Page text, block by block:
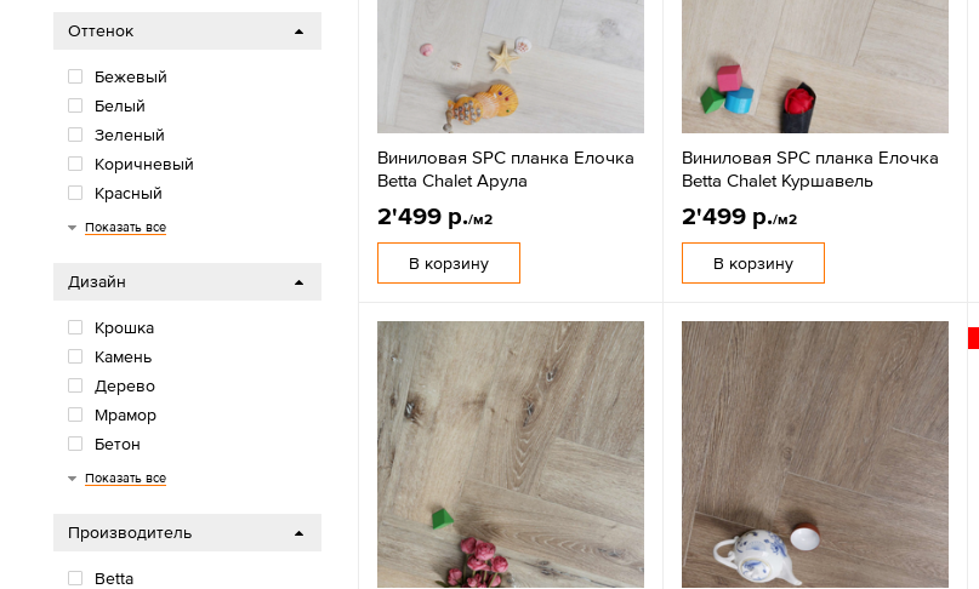
Виниловая SPC планка Елочка
Betta Chalet Арула
2'499 р./м2
В корзину
Виниловая SPC планка Елочка
Betta Chalet Куршавель
2'499 р./м2
В корзину
Оттенок
Бежевый
Белый
Зеленый
Коричневый
Красный
Многоцветный
Оранжевый/желтый
Розовый/фиолетовый
Серый
Синий/голубой
Черный
Показать все
Дизайн
Крошка
Камень
Дерево
Мрамор
Бетон
Елочка
Показать все
Производитель
Betta